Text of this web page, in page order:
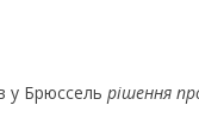
у Брюссель рішення